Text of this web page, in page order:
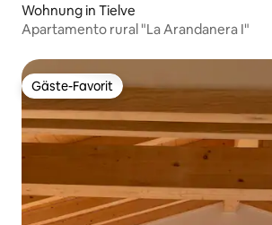
Wohnung in Tielve
Apartamento rural "La Arandanera I"
Gäste-Favorit
Gäste-Favorit